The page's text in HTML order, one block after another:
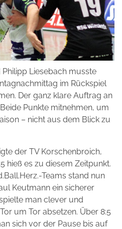
Liesebach musste
im Rückspiel
Der ganz klare Auftrag an
Punkte mitnehmen, um
– nicht aus dem Blick zu
der TV Korschenbroich,
hieß es zu diesem Zeitpunkt.
Teams stand nun
Keutmann ein sicherer
man clever und
um Tor absetzen. Über 8:5
sich vor der Pause bis auf